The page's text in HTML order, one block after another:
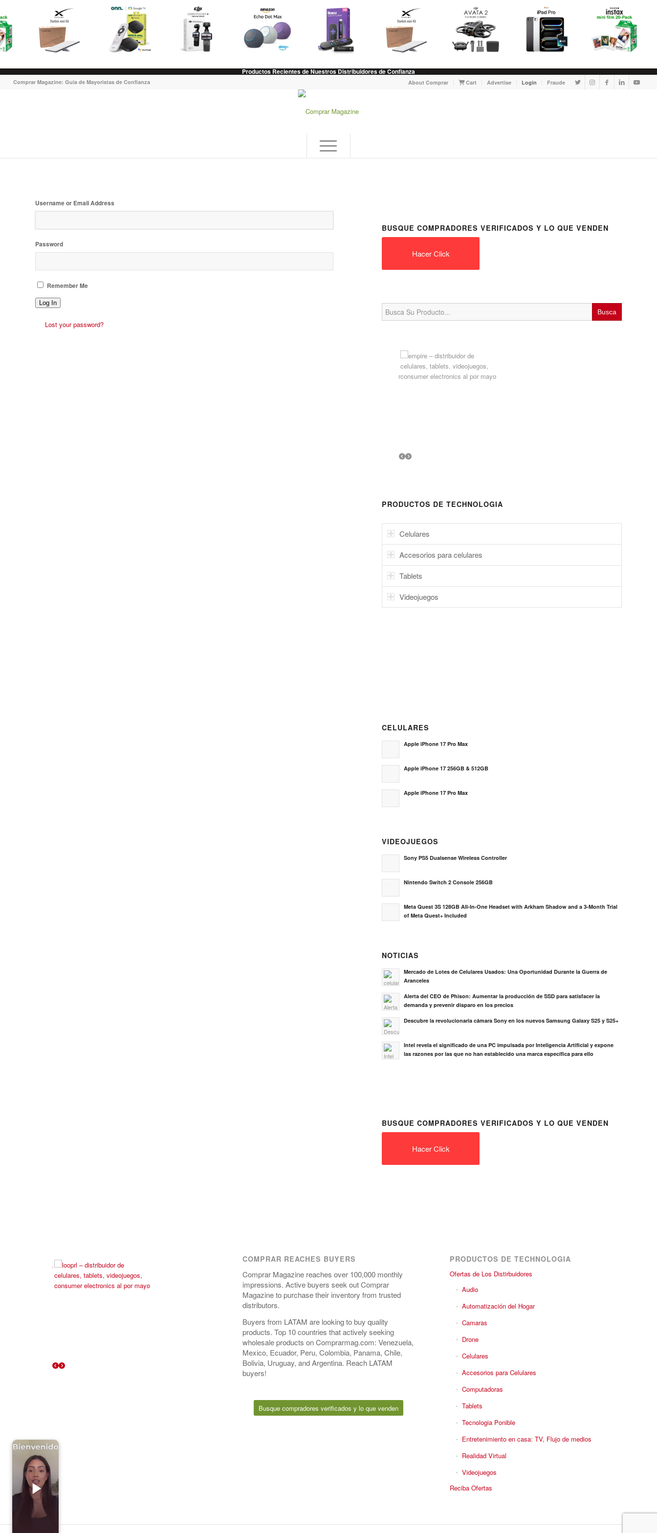
Productos Recientes de Nuestros Distribuidores de Confianza
About Comprar Cart Advertise Login Fraude
Comprar Magazine: Guia de Mayoristas de Confianza
Username or Email Address
Password
Remember Me
Log In
Lost your password?
BUSQUE COMPRADORES VERIFICADOS Y LO QUE VENDEN
Hacer Click
Search
for:
PRODUCTOS DE TECHNOLOGIA
Celulares
Accesorios para celulares
Tablets
Videojuegos
CELULARES
Apple iPhone 17 Pro Max
Apple iPhone 17 256GB & 512GB
Apple iPhone 17 Pro Max
VIDEOJUEGOS
Sony PS5 Dualsense Wireless Controller
Nintendo Switch 2 Console 256GB
Meta Quest 3S 128GB All-In-One Headset with Arkham Shadow and a 3-Month Trial
of Meta Quest+ Included
NOTICIAS
Mercado de Lotes de Celulares Usados: Una Oportunidad Durante la Guerra de
Aranceles
Alerta del CEO de Phison: Aumentar la producción de SSD para satisfacer la
demanda y prevenir disparo en los precios
Descubre la revolucionaria cámara Sony en los nuevos Samsung Galaxy S25 y S25+
Intel revela el significado de una PC impulsada por Inteligencia Artificial y expone
las razones por las que no han establecido una marca específica para ello
BUSQUE COMPRADORES VERIFICADOS Y LO QUE VENDEN
Hacer Click
COMPRAR REACHES BUYERS
Comprar Magazine reaches over 100,000 monthly
impressions. Active buyers seek out Comprar
Magazine to purchase their inventory from trusted
distributors.
Buyers from LATAM are looking to buy quality
products. Top 10 countries that actively seeking
wholesale products on Comprarmag.com: Venezuela,
Mexico, Ecuador, Peru, Colombia, Panama, Chile,
Bolivia, Uruguay, and Argentina. Reach LATAM
buyers!
Busque compradores verificados y lo que venden
PRODUCTOS DE TECHNOLOGIA
Ofertas de Los Distirbuidores
Audio
Automatización del Hogar
Camaras
Drone
Celulares
Accesorios para Celulares
Computadoras
Tablets
Tecnologia Ponible
Entretenimiento en casa: TV, Flujo de medios
Realidad Virtual
Videojuegos
Reciba Ofertas